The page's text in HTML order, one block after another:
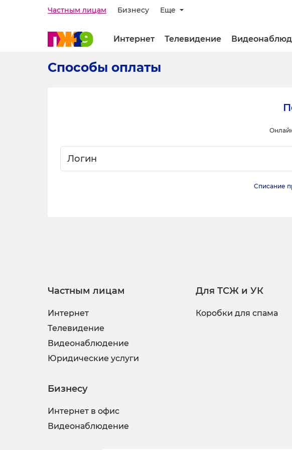
Частным лицам Бизнесу Еще
Интернет Телевидение
Способы оплаты
Списание
Частным лицам
Интернет
Телевидение
Видеонаблюдение
Юридические услуги
Бизнесу
Интернет в офис
Видеонаблюдение
Для ТСЖ и УК
Коробки для спама